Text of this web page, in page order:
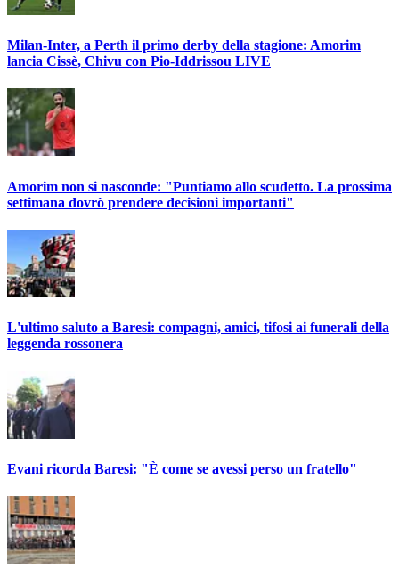
Milan-Inter, a Perth il primo derby della stagione: Amorim
lancia Cissè, Chivu con Pio-Iddrissou LIVE
Amorim non si nasconde: "Puntiamo allo scudetto. La prossima
settimana dovrò prendere decisioni importanti"
L'ultimo saluto a Baresi: compagni, amici, tifosi ai funerali della
leggenda rossonera
Evani ricorda Baresi: "È come se avessi perso un fratello"